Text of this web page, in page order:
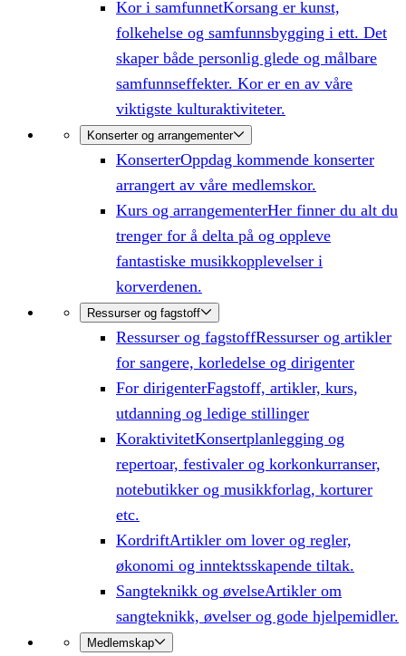
Kor i samfunnetKorsang er kunst,
folkehelse og samfunnsbygging i ett. Det
skaper både personlig glede og målbare
samfunnseffekter. Kor er en av våre
viktigste kulturaktiviteter.
Konserter og arrangementer
KonserterOppdag kommende konserter
arrangert av våre medlemskor.
Kurs og arrangementerHer finner du alt du
trenger for å delta på og oppleve
fantastiske musikkopplevelser i
korverdenen.
Ressurser og fagstoff
Ressurser og fagstoffRessurser og artikler
for sangere, korledelse og dirigenter
For dirigenterFagstoff, artikler, kurs,
utdanning og ledige stillinger
KoraktivitetKonsertplanlegging og
repertoar, festivaler og korkonkurranser,
notebutikker og musikkforlag, korturer
etc.
KordriftArtikler om lover og regler,
økonomi og inntektsskapende tiltak.
Sangteknikk og øvelseArtikler om
sangteknikk, øvelser og gode hjelpemidler.
Medlemskap